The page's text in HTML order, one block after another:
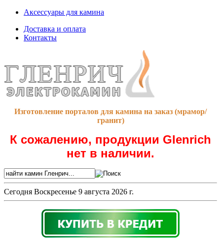
Аксессуары для камина
Доставка и оплата
Контакты
Изготовление порталов для камина на заказ (мрамор/
гранит)
К сожалению, продукции Glenrich
нет в наличии.
Сегодня Воскресенье 9 августа 2026 г.